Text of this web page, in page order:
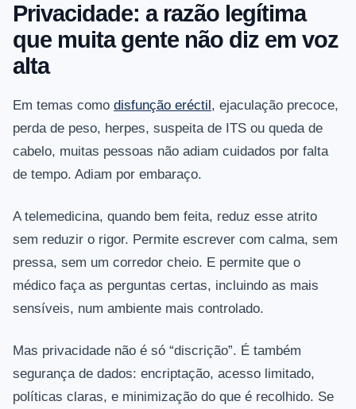
Privacidade: a razão legítima
que muita gente não diz em voz
alta
Em temas como disfunção eréctil, ejaculação precoce,
perda de peso, herpes, suspeita de ITS ou queda de
cabelo, muitas pessoas não adiam cuidados por falta
de tempo. Adiam por embaraço.
A telemedicina, quando bem feita, reduz esse atrito
sem reduzir o rigor. Permite escrever com calma, sem
pressa, sem um corredor cheio. E permite que o
médico faça as perguntas certas, incluindo as mais
sensíveis, num ambiente mais controlado.
Mas privacidade não é só “discrição”. É também
segurança de dados: encriptação, acesso limitado,
políticas claras, e minimização do que é recolhido. Se